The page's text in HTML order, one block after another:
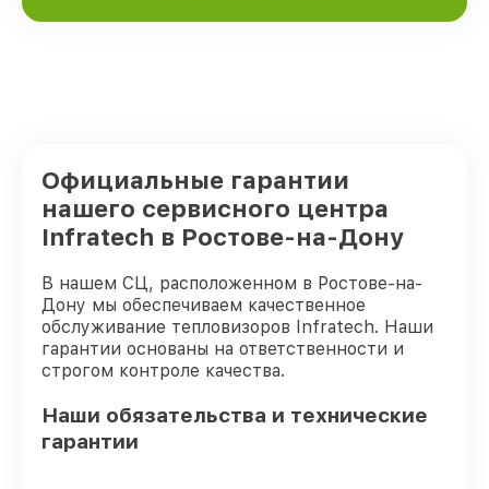
Официальные гарантии
нашего сервисного центра
Infratech в Ростове-на-Дону
В нашем СЦ, расположенном в Ростове-на-
Дону мы обеспечиваем качественное
обслуживание тепловизоров Infratech. Наши
гарантии основаны на ответственности и
строгом контроле качества.
Наши обязательства и технические
гарантии